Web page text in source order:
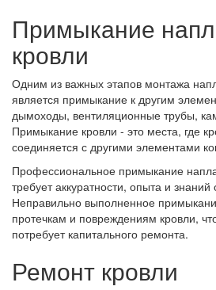
Примыкание
кровли
Одним из важных этапов монтажа
является примыкание к другим
дымоходы, вентиляционные трубы,
Примыкание кровли - это места, где
соединяется с другими элементами
Профессиональное примыкание
требует аккуратности, опыта и знаний
Неправильно выполненное
протечкам и повреждениям кровли,
потребует капитального ремонта.
Ремонт кровли